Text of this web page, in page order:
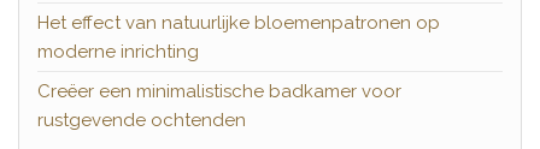
Het effect van natuurlijke bloemenpatronen op
moderne inrichting
Creëer een minimalistische badkamer voor
rustgevende ochtenden